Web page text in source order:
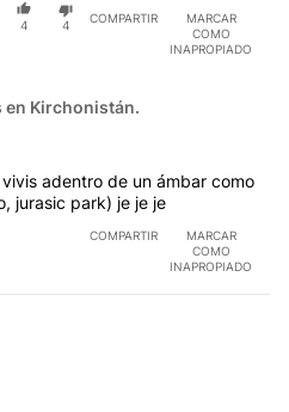
4 4
COMPARTIR
MARCAR
COMO
INAPROPIADO
en Kirchonistán.
adentro de un ámbar como
jurasic park) je je je
COMPARTIR
MARCAR
COMO
INAPROPIADO